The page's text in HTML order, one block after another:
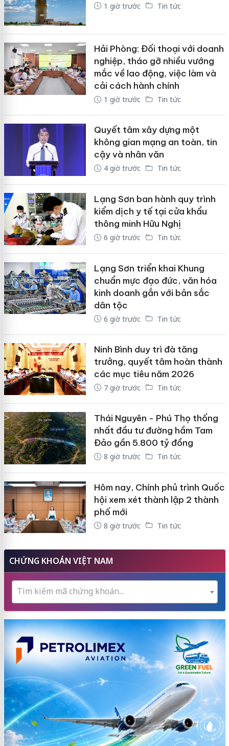
1 giờ trước Tin tức
Hải Phòng: Đối thoại với doanh
nghiệp, tháo gỡ nhiều vướng
mắc về lao động, việc làm và
cải cách hành chính
1 giờ trước Tin tức
Quyết tâm xây dựng một
không gian mạng an toàn, tin
cậy và nhân văn
4 giờ trước Tin tức
Lạng Sơn ban hành quy trình
kiểm dịch y tế tại cửa khẩu
thông minh Hữu Nghị
6 giờ trước Tin tức
Lạng Sơn triển khai Khung
chuẩn mực đạo đức, văn hóa
kinh doanh gắn với bản sắc
dân tộc
6 giờ trước Tin tức
Ninh Bình duy trì đà tăng
trưởng, quyết tâm hoàn thành
các mục tiêu năm 2026
7 giờ trước Tin tức
Thái Nguyên - Phú Thọ thống
nhất đầu tư đường hầm Tam
Đảo gần 5.800 tỷ đồng
8 giờ trước Tin tức
Hôm nay, Chính phủ trình Quốc
hội xem xét thành lập 2 thành
phố mới
8 giờ trước Tin tức
CHỨNG KHOÁN VIỆT NAM
Tìm kiếm mã chứng khoán...